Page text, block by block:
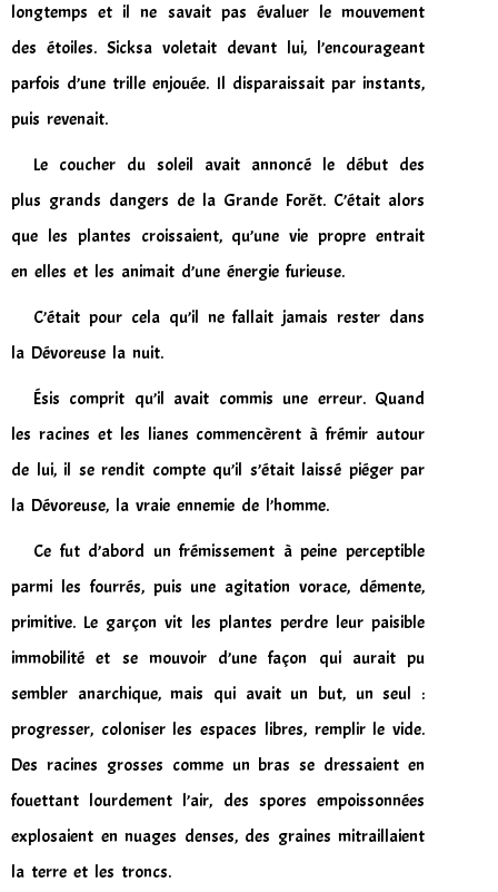
longtemps et il ne savait pas évaluer le mouvement
des étoiles. Sicksa voletait devant lui, l’encourageant
parfois d’une trille enjouée. Il disparaissait par instants,
puis revenait.
Le coucher du soleil avait annoncé le début des
plus grands dangers de la Grande Forêt. C’était alors
que les plantes croissaient, qu’une vie propre entrait
en elles et les animait d’une énergie furieuse.
C’était pour cela qu’il ne fallait jamais rester dans
la Dévoreuse la nuit.
Ésis comprit qu’il avait commis une erreur. Quand
les racines et les lianes commencèrent à frémir autour
de lui, il se rendit compte qu’il s’était laissé piéger par
la Dévoreuse, la vraie ennemie de l’homme.
Ce fut d’abord un frémissement à peine perceptible
parmi les fourrés, puis une agitation vorace, démente,
primitive. Le garçon vit les plantes perdre leur paisible
immobilité et se mouvoir d’une façon qui aurait pu
sembler anarchique, mais qui avait un but, un seul :
progresser, coloniser les espaces libres, remplir le vide.
Des racines grosses comme un bras se dressaient en
fouettant lourdement l’air, des spores empoissonnées
explosaient en nuages denses, des graines mitraillaient
la terre et les troncs.